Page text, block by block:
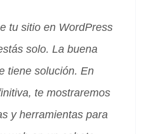
tu sitio en WordPress
solo. La buena
tiene solución. En
te mostraremos
y herramientas para